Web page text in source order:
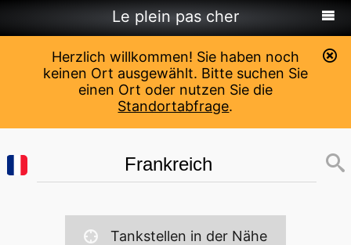
Herzlich willkommen! Sie haben noch
keinen Ort ausgewählt. Bitte suchen Sie
einen Ort oder nutzen Sie die
Standortabfrage.
Le plein pas cher
Tankstellen in der Nähe